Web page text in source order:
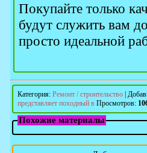
Покупайте только
будут служить вам
просто идеальной
Категория: Ремонт / строительство
представляет походный в Просмотров:
Похожие материалы